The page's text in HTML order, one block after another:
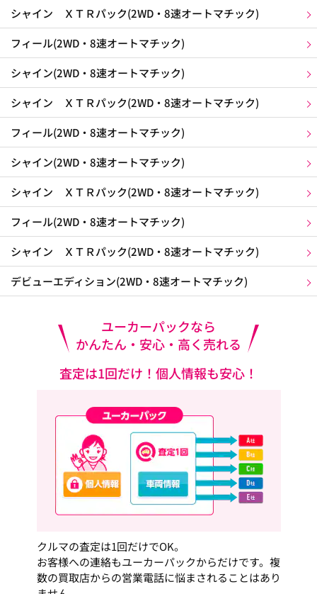
シャイン ＸＴＲパック(2WD・8速オートマチック)
フィール(2WD・8速オートマチック)
シャイン(2WD・8速オートマチック)
シャイン ＸＴＲパック(2WD・8速オートマチック)
フィール(2WD・8速オートマチック)
シャイン(2WD・8速オートマチック)
シャイン ＸＴＲパック(2WD・8速オートマチック)
フィール(2WD・8速オートマチック)
シャイン ＸＴＲパック(2WD・8速オートマチック)
デビューエディション(2WD・8速オートマチック)
ユーカーパックなら
かんたん・安心・高く売れる
査定は1回だけ！個人情報も安心！
クルマの査定は1回だけでOK。
お客様への連絡もユーカーパックからだけです。複
数の買取店からの営業電話に悩まされることはあり